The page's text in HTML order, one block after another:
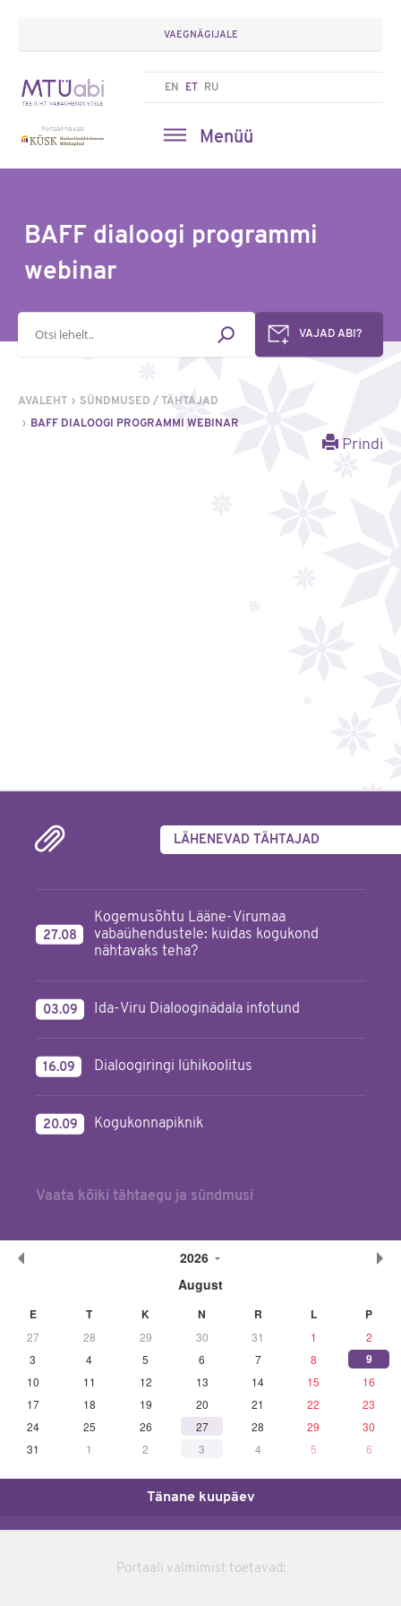
VAEGNÄGIJALE
EN ET RU
Menüü
BAFF dialoogi programmi
webinar
Otsisõna
VAJAD ABI?
AVALEHT SÜNDMUSED / TÄHTAJAD
BAFF DIALOOGI PROGRAMMI WEBINAR
Prindi
LÄHENEVAD TÄHTAJAD
27.08
Kogemusõhtu Lääne-Virumaa
vabaühendustele: kuidas kogukond
nähtavaks teha?
03.09 Ida-Viru Dialooginädala infotund
16.09 Dialoogiringi lühikoolitus
20.09 Kogukonnapiknik
Vaata kõiki tähtaegu ja sündmusi
2026
August
E T K N R L P
27 28 29 30 31 1
2
3
4 5 6 7 8 9
10 11 12 13 14 15
16
17
18 19 20 21 22
23
24
25 26 27 28 29
30
31
1 2 3 4 5 6
Tänane kuupäev
Portaali valmimist toetavad: